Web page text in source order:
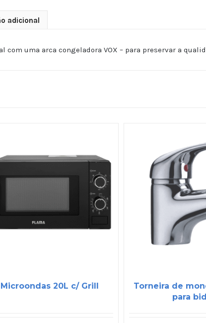
adicional
uma arca congeladora VOX – para preservar a
Microondas 20L c/ Grill
Torneira de
para